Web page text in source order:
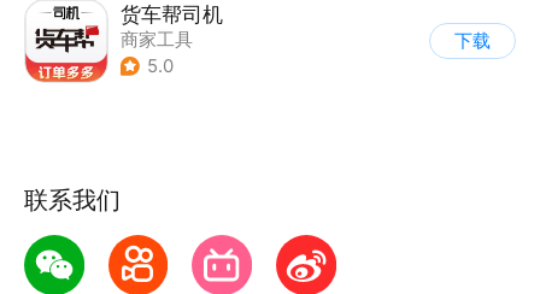
货车帮司机
商家工具
5.0
下载
联系我们